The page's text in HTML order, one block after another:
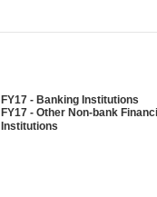
FY17 - Banking Institutions
FY17 - Other Non-bank
Institutions